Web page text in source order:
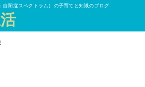
自閉症スペクトラム）の子育てと知識のブログ